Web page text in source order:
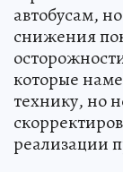
автобусам,
снижения
которые
технику, но
реализации